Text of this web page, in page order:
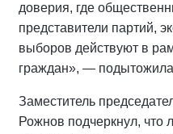
доверия, где
представители партий,
выборов действуют в
граждан», —
Заместитель
Рожнов подчеркнул,